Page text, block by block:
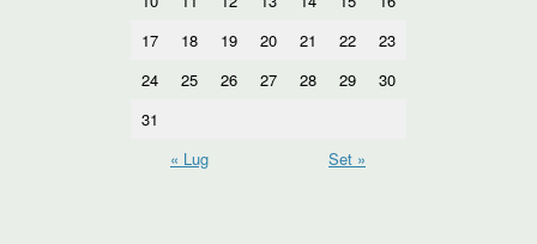
17
18 19 20 21 22
23
24
25 26 27 28 29
30
31
« Lug
Set »